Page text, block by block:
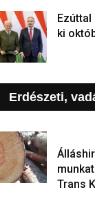
ki
Erdészeti,
Trans